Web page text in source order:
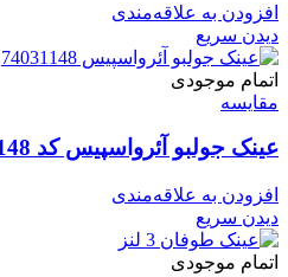
افزودن به علاقه‌مندی
دیدن سریع
اتمام موجودی
مقایسه
عینک جولبو آئرواسپیس کد 74031148
افزودن به علاقه‌مندی
دیدن سریع
اتمام موجودی